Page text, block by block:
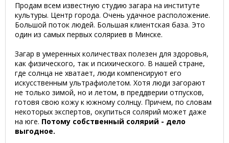
Продам всем известную студию загара на институте
культуры. Центр города. Очень удачное расположение.
Большой поток людей. Большая клиентская база. Это
один из самых первых соляриев в Минске.
Загар в умеренных количествах полезен для здоровья,
как физического, так и психического. В нашей стране,
где солнца не хватает, люди компенсируют его
искусственным ультрафиолетом. Хотя люди загорают
не только зимой, но и летом, в преддверии отпусков,
готовя свою кожу к южному солнцу. Причем, по словам
некоторых экспертов, окупиться солярий может даже
на юге. Потому собственный солярий - дело
выгодное.